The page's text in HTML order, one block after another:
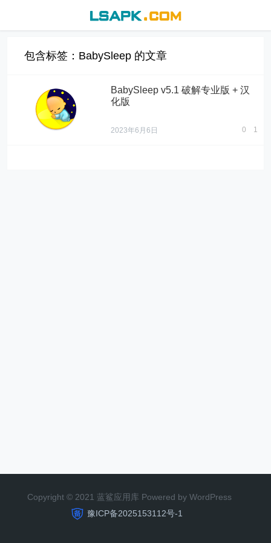
包含标签：BabySleep 的文章
BabySleep v5.1 破解专业版 + 汉
化版
2023年6月6日 0 1
Copyright © 2021 蓝鲨应用库 Powered by WordPress
豫ICP备2025153112号-1